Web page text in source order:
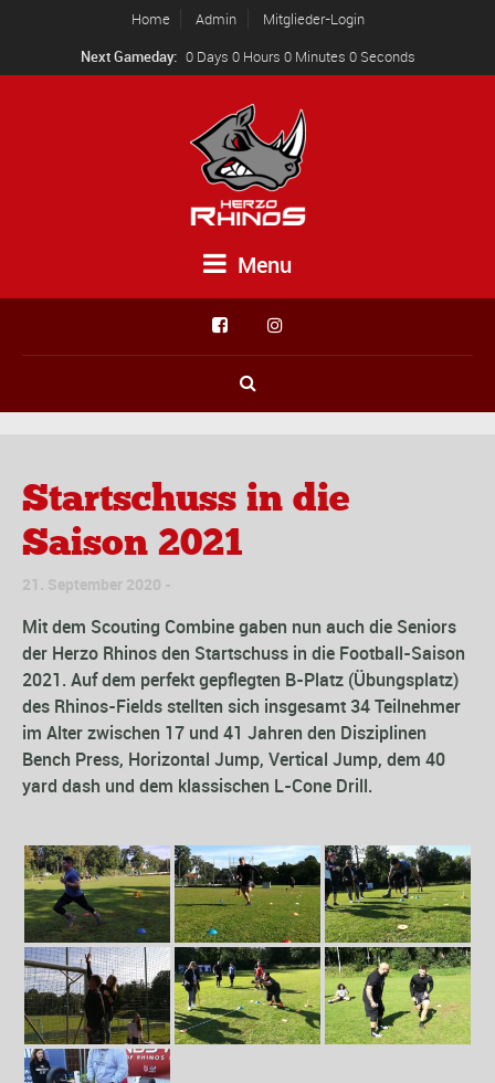
Home Admin
Mitglieder-Login
Next Gameday: 0 Days 0 Hours 0 Minutes 0 Seconds
Menu
Startschuss in die
Saison 2021
21. September 2020
Mit dem Scouting Combine gaben nun auch die Seniors
der Herzo Rhinos den Startschuss in die Football-Saison
2021. Auf dem perfekt gepflegten B-Platz (Übungsplatz)
des Rhinos-Fields stellten sich insgesamt 34 Teilnehmer
im Alter zwischen 17 und 41 Jahren den Disziplinen
Bench Press, Horizontal Jump, Vertical Jump, dem 40
yard dash und dem klassischen L-Cone Drill.